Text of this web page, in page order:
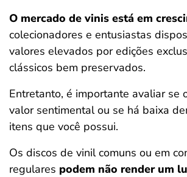
O mercado de vinis está em
colecionadores e entusiastas
valores elevados por edições
clássicos bem preservados.
Entretanto, é importante avaliar se
valor sentimental ou se há baixa
itens que você possui.
Os discos de vinil comuns ou em
regulares podem não render um